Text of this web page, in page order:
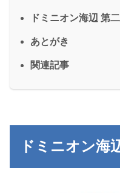
ドミニオン海辺 第
あとがき
関連記事
ドミニオン海